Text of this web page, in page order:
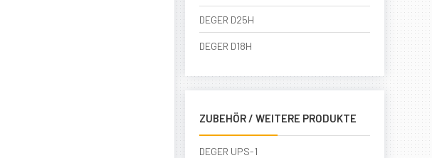
DEGER D25H
DEGER D18H
ZUBEHÖR / WEITERE PRODUKTE
DEGER UPS-1